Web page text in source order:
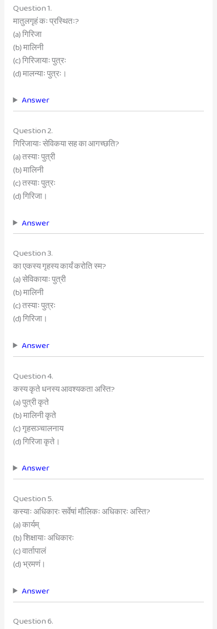
Question 1.
मातुलगृहं कः प्रस्थितः?
(a) गिरिजा
(b) मालिनी
(c) गिरिजायाः पुत्रः
(d) मालन्याः पुत्रः।
Answer
Question 2.
गिरिजायाः सेविकया सह का आगच्छति?
(a) तस्याः पुत्री
(b) मालिनी
(c) तस्याः पुत्रः
(d) गिरिजा।
Answer
Question 3.
का एकस्य गृहस्य कार्यं करोति स्म?
(a) सेविकायाः पुत्री
(b) मालिनी
(c) तस्याः पुत्रः
(d) गिरिजा।
Answer
Question 4.
कस्य कृते धनस्य आवश्यकता अस्ति?
(a) पुत्री कृते
(b) मालिनी कृते
(c) गृहसञ्चालनाय
(d) गिरिजा कृते।
Answer
Question 5.
कस्याः अधिकारः सर्वेषां मौलिकः अधिकारः अस्ति?
(a) कार्यम्
(b) शिक्षायाः अधिकारः
(c) वार्तापालं
(d) भ्रमणं।
Answer
Question 6.